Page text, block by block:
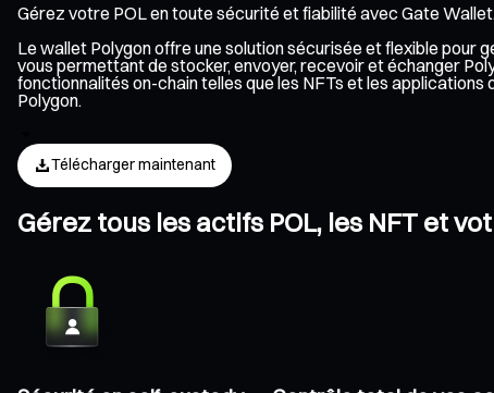
Gérez votre POL en toute sécurité et fiabilité avec Gate Wallet.
Le wallet Polygon offre une solution sécurisée et flexible pour
vous permettant de stocker, envoyer, recevoir et échanger
fonctionnalités on-chain telles que les NFTs et les
Polygon.
Télécharger maintenant
Gérez tous les actifs POL, les NFT et